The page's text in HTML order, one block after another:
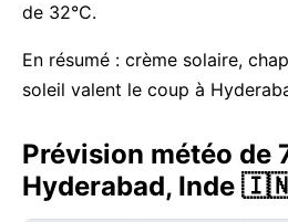
de 32°C.
En résumé : crème solaire,
soleil valent le coup à
Prévision météo de
Hyderabad, Inde